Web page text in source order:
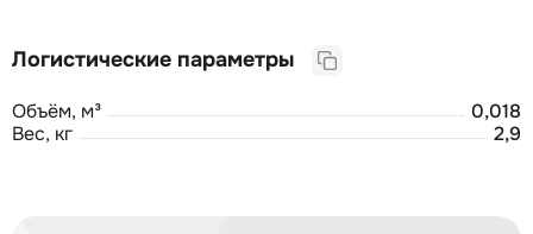
Логистические параметры
Объём, м³
0,018
Вес, кг
2,9